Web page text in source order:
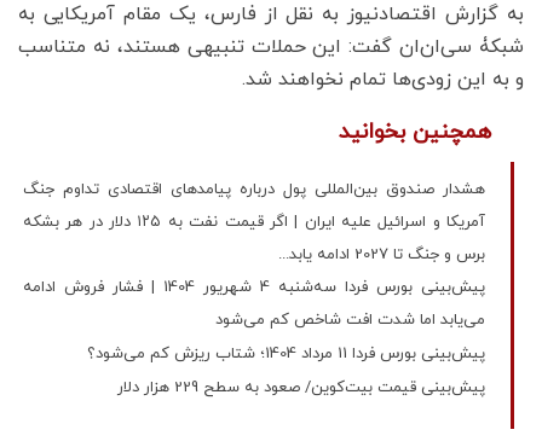
به گزارش اقتصادنیوز به نقل از فارس، یک مقام آمریکایی به
شبکۀ سی‌ان‌ان گفت:‌ این حملات تنبیهی هستند، نه متناسب
و به این زودی‌ها تمام نخواهند شد.
همچنین بخوانید
هشدار صندوق بین‌المللی پول درباره پیامدهای اقتصادی تداوم جنگ
آمریکا و اسرائیل علیه ایران | اگر قیمت نفت به ۱۲۵ دلار در هر بشکه
برس و جنگ تا 2027 ادامه یابد...
پیش‌بینی بورس فردا سه‌شنبه 4 شهریور 1404 | فشار فروش ادامه
می‌یابد اما شدت افت شاخص کم می‌شود
پیش‌بینی بورس فردا 11 مرداد 1404؛ شتاب ریزش کم می‌شود؟
پیش‌بینی قیمت بیت‌کوین/ صعود به سطح 229 هزار دلار